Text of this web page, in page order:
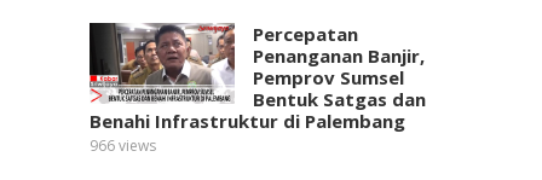
Percepatan
Penanganan Banjir,
Pemprov Sumsel
Bentuk Satgas dan
Benahi Infrastruktur di Palembang
966views